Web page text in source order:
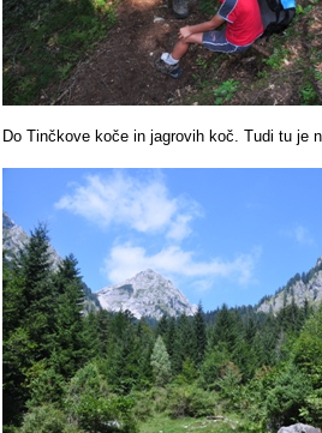
Do Tinčkove koče in jagrovih koč. Tudi tu je